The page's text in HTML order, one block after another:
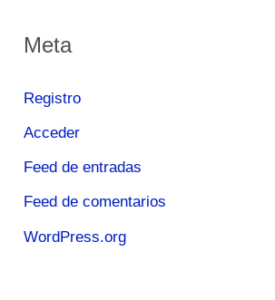
Meta
Registro
Acceder
Feed de entradas
Feed de comentarios
WordPress.org